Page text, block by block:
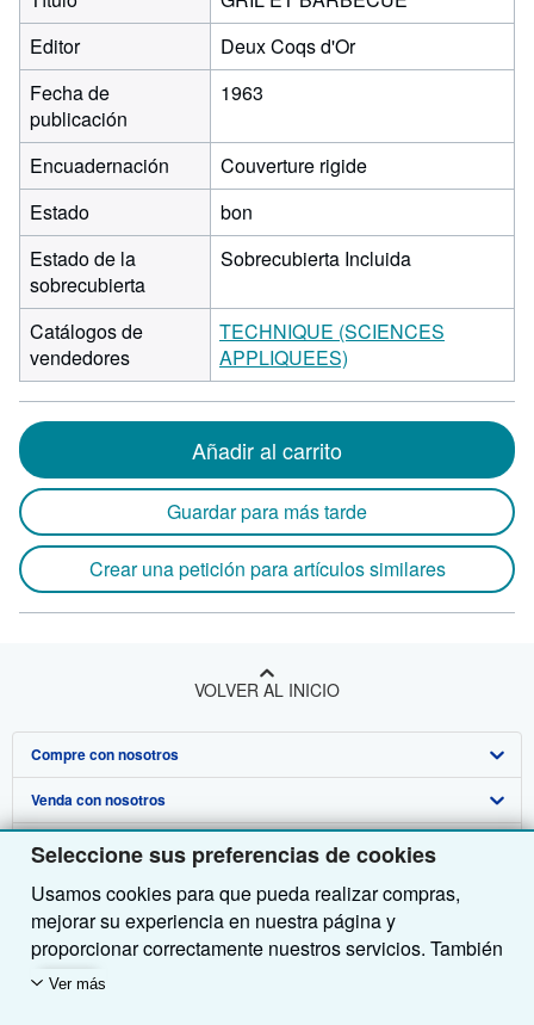
Seleccione sus preferencias de cookies
Usamos cookies para que pueda realizar compras,
mejorar su experiencia en nuestra página y
proporcionar correctamente nuestros servicios. También
utilizamos cookies para comprender el modo en que los
Ver más
Editor
Deux Coqs d'Or
Fecha de
publicación
1963
Encuadernación
Couverture rigide
Estado
bon
Estado de la
sobrecubierta
Sobrecubierta Incluida
Catálogos de
vendedores
TECHNIQUE (SCIENCES
APPLIQUEES)
Añadir al carrito
Guardar para más tarde
Crear una petición para artículos similares
VOLVER AL INICIO
Compre con nosotros
Búsqueda avanzada
Colecciones
Mi cuenta
Mis pedidos
Ver carrito
Venda con nosotros
Comenzar a vender
Únase a nuestro programa de afiliados
Recomiende un vendedor
Sobre nosotros
Sobre IberLibro
Medios
Empleo
Obtener Ayuda
Preguntas frecuentes y guías
Atención al Cliente
Otras compañías de AbeBooks
AbeBooks.com
Siga a IberLibro